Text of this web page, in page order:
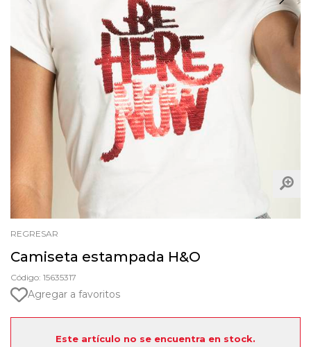
REGRESAR
Camiseta estampada H&O
Código: 15635317
Agregar a favoritos
Este artículo no se encuentra en stock.